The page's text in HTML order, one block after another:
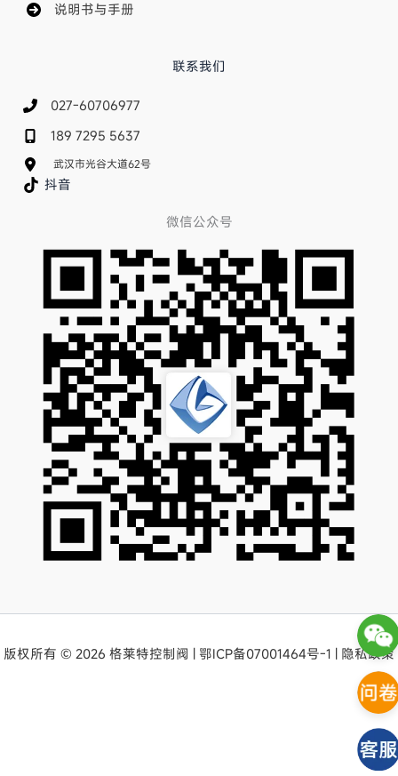
说明书与手册
联系我们
027-60706977
189 7295 5637
武汉市光谷大道62号
抖音
微信公众号
版权所有 © 2026 格莱特控制阀 | 鄂ICP备07001464号-1 隐私政策